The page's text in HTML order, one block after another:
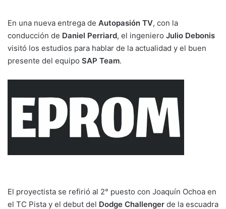
En una nueva entrega de Autopasión TV, con la
conducción de Daniel Perriard, el ingeniero Julio Debonis
visitó los estudios para hablar de la actualidad y el buen
presente del equipo SAP Team.
El proyectista se refirió al 2° puesto con Joaquín Ochoa en
el TC Pista y el debut del Dodge Challenger de la escuadra